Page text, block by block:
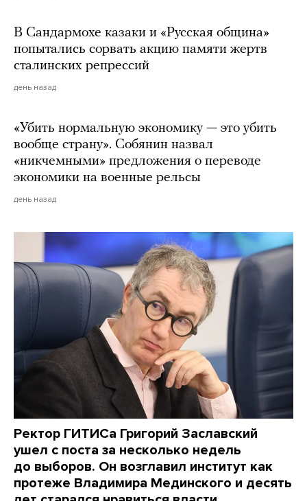
В Сандармохе казаки и «Русская община»
попытались сорвать акцию памяти жертв
сталинских репрессий
день назад
«Убить нормальную экономику — это убить
вообще страну». Собянин назвал
«никчемными» предложения о переводе
экономики на военные рельсы
день назад
Ректор ГИТИСа Григорий Заславский
ушел с поста за несколько недель
до выборов. Он возглавил институт как
протеже Владимира Мединского и десять